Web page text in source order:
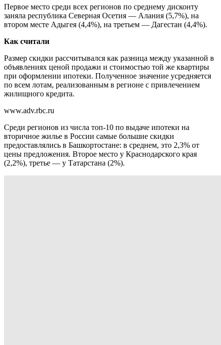
Первое место среди всех регионов по среднему дисконту
заняла республика Северная Осетия — Алания (5,7%), на
втором месте Адыгея (4,4%), на третьем — Дагестан (4,4%).
Как считали
Размер скидки рассчитывался как разница между указанной в
объявлениях ценой продажи и стоимостью той же квартиры
при оформлении ипотеки. Полученное значение усредняется
по всем лотам, реализованным в регионе с привлечением
жилищного кредита.
www.adv.rbc.ru
Среди регионов из числа топ-10 по выдаче ипотеки на
вторичное жилье в России самые большие скидки
предоставлялись в Башкортостане: в среднем, это 2,3% от
цены предложения. Второе место у Краснодарского края
(2,2%), третье — у Татарстана (2%).